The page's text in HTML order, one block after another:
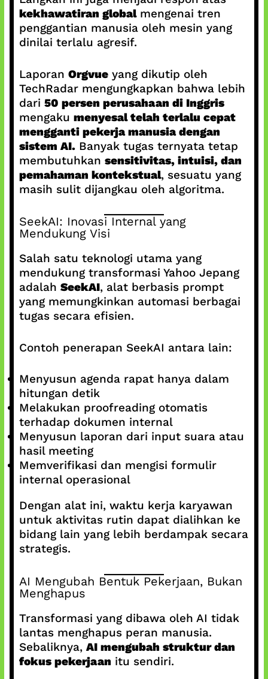
kekhawatiran globalmengenai tren
penggantian manusia oleh mesin yang
dinilai terlalu agresif.
Laporan Orgvueyang dikutip oleh
TechRadar mengungkapkan bahwa lebih
dari 50 persen perusahaan di Inggris
mengaku menyesal telah terlalu cepat
mengganti pekerja manusia dengan
sistem AI.Banyak tugas ternyata tetap
membutuhkan sensitivitas, intuisi, dan
pemahaman kontekstual, sesuatu yang
masih sulit dijangkau oleh algoritma.
SeekAI: Inovasi Internal yang
Mendukung Visi
Salah satu teknologi utama yang
mendukung transformasi Yahoo Jepang
adalah SeekAI, alat berbasis prompt
yang memungkinkan automasi berbagai
tugas secara efisien.
Contoh penerapan SeekAI antara lain:
Menyusun agenda rapat hanya dalam
hitungan detik
Melakukan proofreading otomatis
terhadap dokumen internal
Menyusun laporan dari input suara atau
hasil meeting
Memverifikasi dan mengisi formulir
internal operasional
Dengan alat ini, waktu kerja karyawan
untuk aktivitas rutin dapat dialihkan ke
bidang lain yang lebih berdampak secara
strategis.
AI Mengubah Bentuk Pekerjaan, Bukan
Menghapus
Transformasi yang dibawa oleh AI tidak
lantas menghapus peran manusia.
Sebaliknya, AI mengubah struktur dan
fokus pekerjaan itu sendiri.